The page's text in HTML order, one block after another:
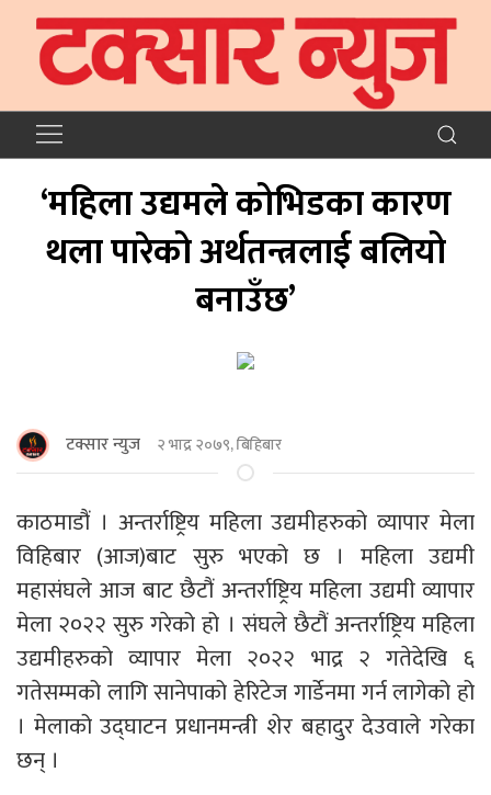
‘महिला उद्यमले कोभिडका कारण
थला पारेको अर्थतन्त्रलाई बलियो
बनाउँछ’
टक्सार न्युज २ भाद्र २०७९, बिहिबार
काठमाडौं । अन्तर्राष्ट्रिय महिला उद्यमीहरुको व्यापार मेला
विहिबार (आज)बाट सुरु भएको छ । महिला उद्यमी
महासंघले आज बाट छैटौं अन्तर्राष्ट्रिय महिला उद्यमी व्यापार
मेला २०२२ सुरु गरेको हो । संघले छैटौं अन्तर्राष्ट्रिय महिला
उद्यमीहरुको व्यापार मेला २०२२ भाद्र २ गतेदेखि ६
गतेसम्मको लागि सानेपाको हेरिटेज गार्डेनमा गर्न लागेको हो
। मेलाको उद्घाटन प्रधानमन्त्री शेर बहादुर देउवाले गरेका
छन् ।